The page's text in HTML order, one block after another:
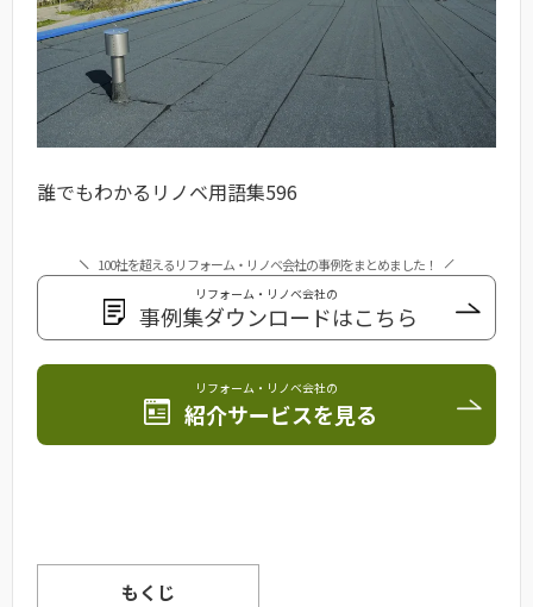
誰でもわかるリノベ用語集596
100社を超えるリフォーム・リノベ会社の事例をまとめました！
リフォーム・リノベ会社の
事例集ダウンロードはこちら
リフォーム・リノベ会社の
紹介サービスを見る
もくじ